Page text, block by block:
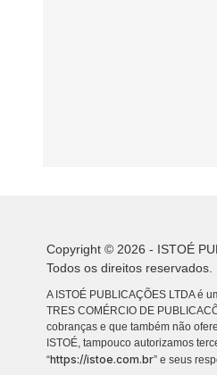
Copyright © 2026 - ISTOÉ
Todos os direitos reservados.
A ISTOÉ PUBLICAÇÕES LTDA é
TRES COMÉRCIO DE
cobranças e que também não
ISTOÉ, tampouco autorizamos
“https://istoe.com.br” e seus